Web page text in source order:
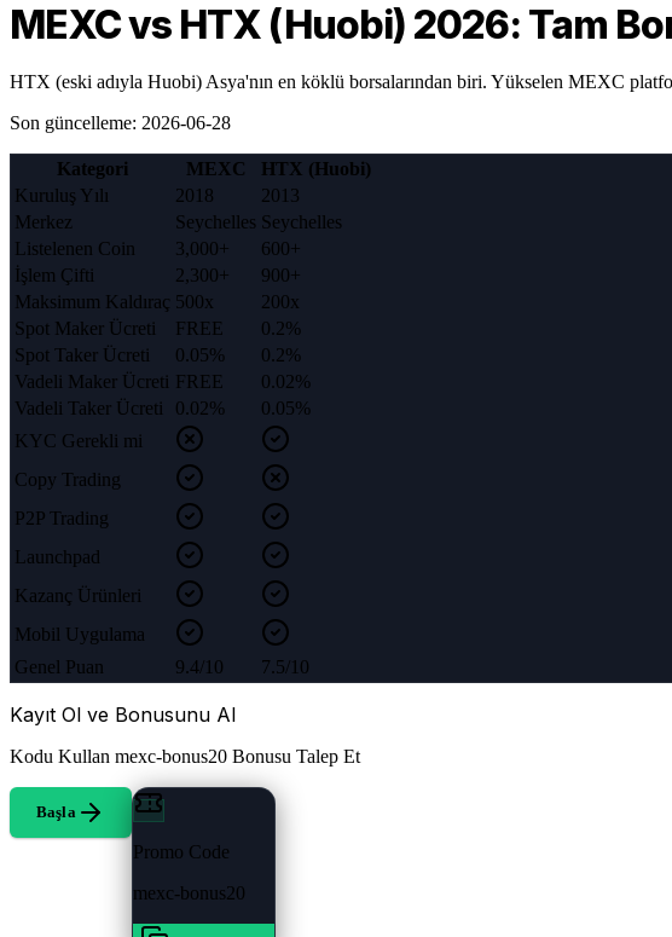
MEXC vs HTX (Huobi) 2026: Tam
HTX (eski adıyla Huobi) Asya'nın en köklü borsalarından biri. Yükselen MEXC
Son güncelleme: 2026-06-28
Kategori MEXC
HTX (Huobi)
Kuruluş Yılı
2018
2013
Merkez
Seychelles Seychelles
Listelenen Coin
3,000+
600+
İşlem Çifti
2,300+
900+
Maksimum Kaldıraç 500x
200x
Spot Maker Ücreti
FREE
0.2%
Spot Taker Ücreti
0.05%
0.2%
Vadeli Maker Ücreti FREE
0.02%
Vadeli Taker Ücreti
0.02%
0.05%
KYC Gerekli mi
Copy Trading
P2P Trading
Launchpad
Kazanç Ürünleri
Mobil Uygulama
Genel Puan
9.4/10 7.5/10
Kayıt Ol ve Bonusunu Al
Kodu Kullan mexc-bonus20 Bonusu Talep Et
Başla
Promo Code
mexc-bonus20